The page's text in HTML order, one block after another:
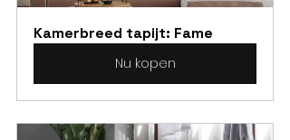
Kamerbreed tapijt: Fame
Nu kopen